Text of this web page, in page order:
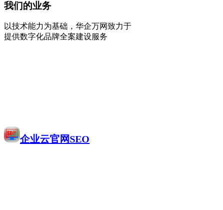
我们的业务
以技术能力为基础，华企万网致力于
提供数字化品牌全案建设服务
企业云官网SEO